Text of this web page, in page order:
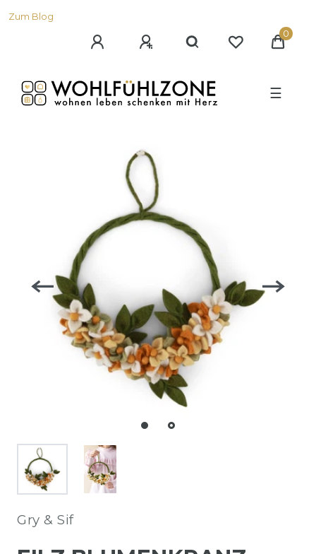
Zum Blog
0
☰
Gry & Sif